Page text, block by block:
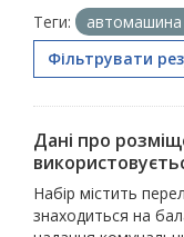
Теги:
автомашина
Фільтрувати
Дані про
Набір містить
знаходиться на